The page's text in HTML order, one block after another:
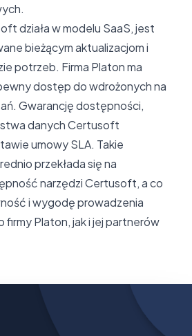
działa w modelu SaaS, jest
bieżącym aktualizacjom i
potrzeb. Firma Platon ma
dostęp do wdrożonych na
Gwarancję dostępności,
danych Certusoft
umowy SLA. Takie
przekłada się na
narzędzi Certusoft, a co
i wygodę prowadzenia
firmy Platon, jak i jej partnerów